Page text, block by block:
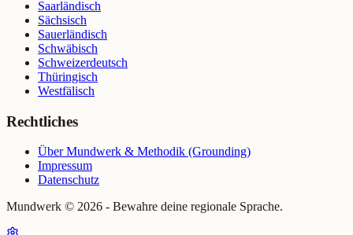
Saarländisch
Sächsisch
Sauerländisch
Schwäbisch
Schweizerdeutsch
Thüringisch
Westfälisch
Rechtliches
Über Mundwerk & Methodik (Grounding)
Impressum
Datenschutz
Mundwerk © 2026 - Bewahre deine regionale Sprache.